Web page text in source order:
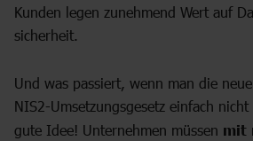
Kunden legen zunehmend Wert auf
sicherheit.
Und was passiert, wenn man die
NIS2-Umsetzungsgesetz einfach
gute Idee! Unternehmen müssen mit